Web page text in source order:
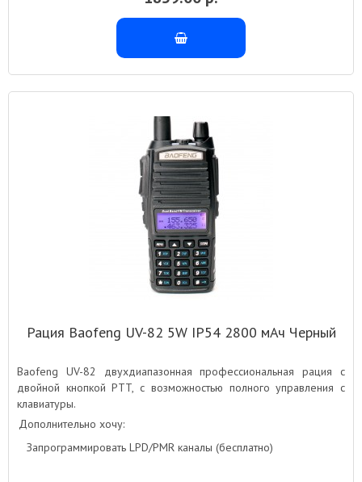
Рация Baofeng UV-82 5W IP54 2800 мАч Черный
Baofeng UV-82 двухдиапазонная профессиональная рация с
двойной кнопкой PTT, с возможностью полного управления с
клавиатуры.
Дополнительно хочу:
Запрограммировать LPD/PMR каналы (бесплатно)